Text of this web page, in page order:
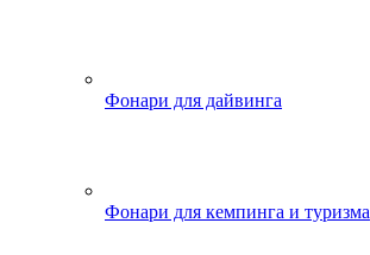
Фонари для дайвинга
Фонари для кемпинга и туризма